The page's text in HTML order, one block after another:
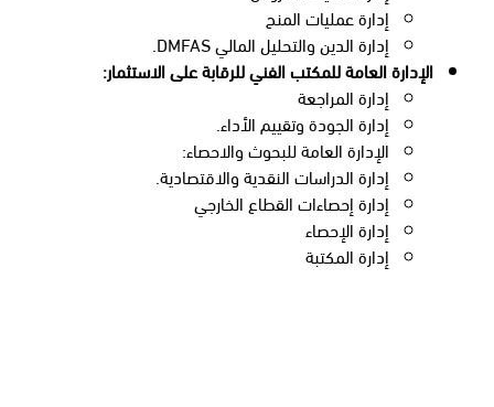
إدارة عمليات المنح
إدارة الدين والتحليل المالي DMFAS.
الإدارة العامة للمكتب الفني للرقابة على الاستثمار:
إدارة المراجعة
إدارة الجودة وتقييم الأداء.
الإدارة العامة للبحوث والاحصاء:
إدارة الدراسات النقدية والاقتصادية.
إدارة إحصاءات القطاع الخارجي
إدارة الإحصاء
إدارة المكتبة